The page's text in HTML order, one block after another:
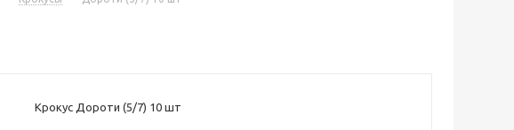
Крокус Дороти (5/7) 10 шт